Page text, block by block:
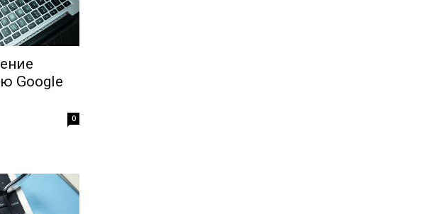
Google
0